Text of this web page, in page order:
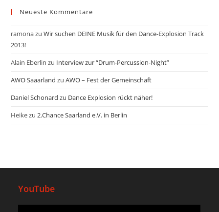
Neueste Kommentare
ramonazuWir suchen DEINE Musik für den Dance-Explosion Track
2013!
Alain Eberlin zu Interview zur “Drum-Percussion-Night”
AWO Saaarland zuAWO – Fest der Gemeinschaft
Daniel Schonard zu Dance Explosion rückt näher!
Heikezu2.Chance Saarland e.V. in Berlin
YouTube